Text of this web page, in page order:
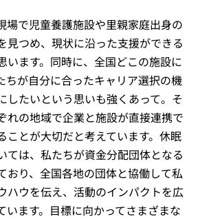
場で児童養護施設や里親家庭出身の
見つめ、現状に沿った支援ができる
います。同時に、全国どこの施設に
ちが自分に合ったキャリア選択の機
したいという思いも強くあって。そ
れの地域で企業と施設が直接連携で
ことが大切だと考えています。休眠
ては、私たちが資金分配団体となる
おり、全国各地の団体と協働して私
ハウを伝え、活動のインパクトを広
います。目標に向かってさまざまな